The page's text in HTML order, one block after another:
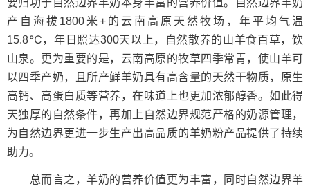
要归功于自然边界羊奶本身丰富的营养价值。自然边界羊奶
产自海拔1800米+的云南高原天然牧场，年平均气温
15.8℃，年日照达300天以上，自然散养的山羊食百草，饮
山泉。更为重要的是，云南高原的牧草四季常青，使山羊可
以四季产奶，且所产鲜羊奶具有高含量的天然干物质，原生
高钙、高蛋白质等营养，在味道上也更加浓郁醇香。如此得
天独厚的自然条件，再加上自然边界规范严格的奶源管理，
为自然边界更进一步生产出高品质的羊奶粉产品提供了持续
助力。
总而言之，羊奶的营养价值更为丰富，同时自然边界羊